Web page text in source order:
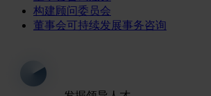
构建顾问委员会
董事会可持续发展事务咨询